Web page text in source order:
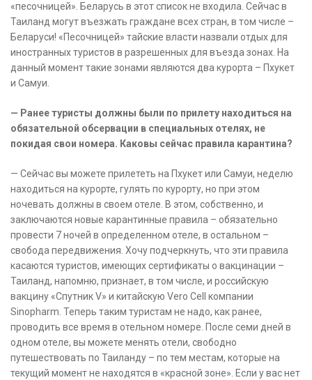
«песочницей». Беларусь в этот список не входила. Сейчас в
Таиланд могут въезжать граждане всех стран, в том числе –
Беларуси! «Песочницей» тайские власти назвали отдых для
иностранных туристов в разрешенных для въезда зонах. На
данный момент такие зонами являются два курорта – Пхукет
и Самуи.
— Ранее туристы должны были по прилету находиться на
обязательной обсервации в специальных отелях, не
покидая свои номера. Каковы сейчас правила карантина?
— Сейчас вы можете прилететь на Пхукет или Самуи, неделю
находиться на курорте, гулять по курорту, но при этом
ночевать должны в своем отеле. В этом, собственно, и
заключаются новые карантинные правила – обязательно
провести 7 ночей в определенном отеле, в остальном –
свобода передвижения. Хочу подчеркнуть, что эти правила
касаются туристов, имеющих сертификаты о вакцинации –
Таиланд, напомню, признает, в том числе, и российскую
вакцину «Спутник V» и китайскую Vero Cell компании
Sinopharm. Теперь таким туристам не надо, как ранее,
проводить все время в отельном номере. После семи дней в
одном отеле, вы можете менять отели, свободно
путешествовать по Таиланду – по тем местам, которые на
текущий момент не находятся в «красной зоне». Если у вас нет